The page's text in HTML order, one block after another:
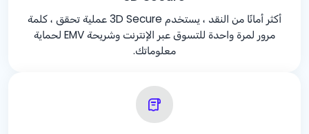
أكثر أمانًا من النقد ، يستخدم 3D Secure عملية تحقق ، كلمة
مرور لمرة واحدة للتسوق عبر الإنترنت وشريحة EMV لحماية
معلوماتك.